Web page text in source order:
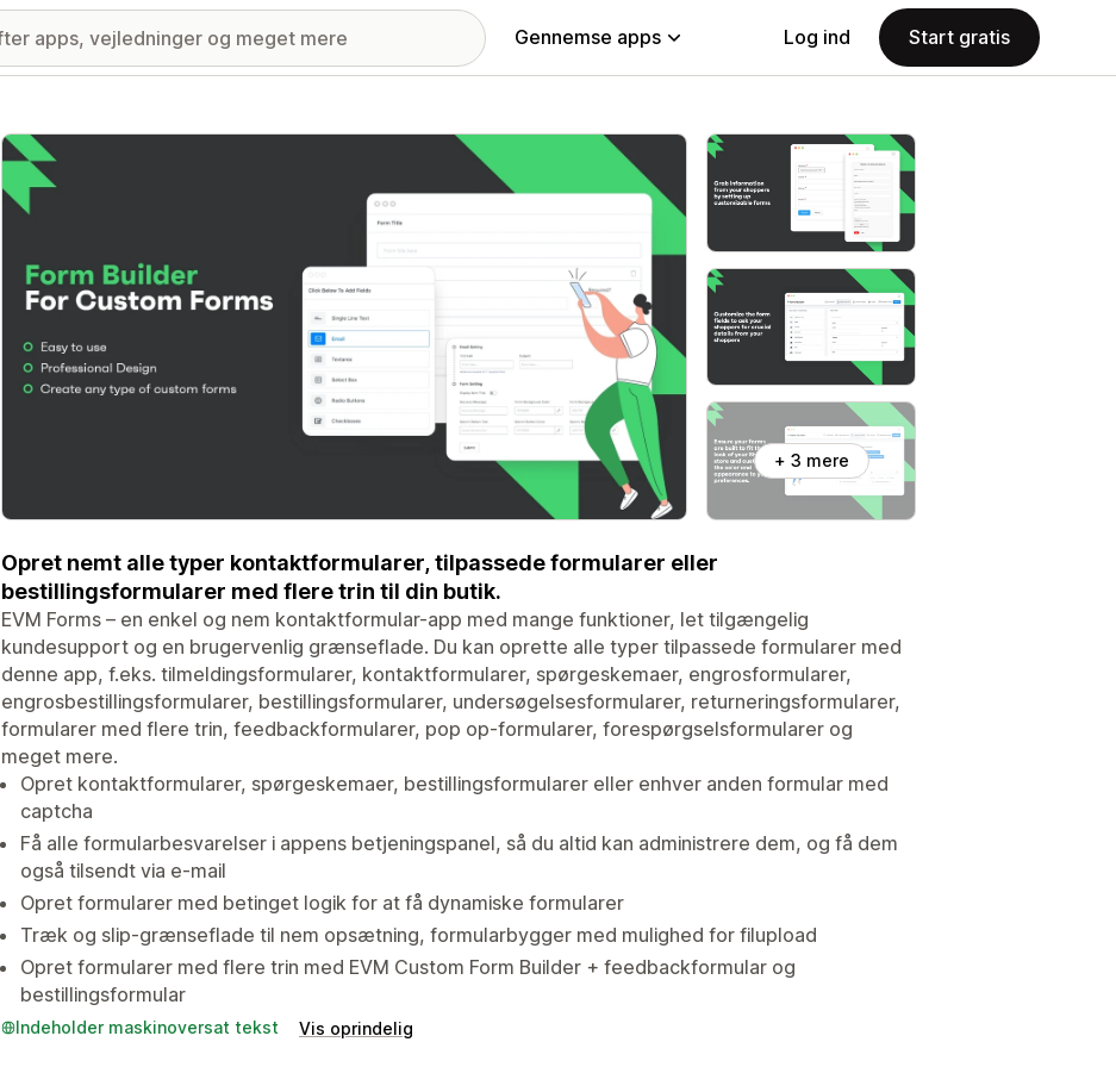
Gennemse apps Log ind Start gratis
Galleri med udvalgte billeder
+ 3 mere
Opret nemt alle typer kontaktformularer, tilpassede formularer eller
bestillingsformularer med flere trin til din butik.
EVM Forms – en enkel og nem kontaktformular-app med mange funktioner, let tilgængelig
kundesupport og en brugervenlig grænseflade. Du kan oprette alle typer tilpassede formularer med
denne app, f.eks. tilmeldingsformularer, kontaktformularer, spørgeskemaer, engrosformularer,
engrosbestillingsformularer, bestillingsformularer, undersøgelsesformularer, returneringsformularer,
formularer med flere trin, feedbackformularer, pop op-formularer, forespørgselsformularer og
meget mere.
Opret kontaktformularer, spørgeskemaer, bestillingsformularer eller enhver anden formular med
captcha
Få alle formularbesvarelser i appens betjeningspanel, så du altid kan administrere dem, og få dem
også tilsendt via e-mail
Opret formularer med betinget logik for at få dynamiske formularer
Træk og slip-grænseflade til nem opsætning, formularbygger med mulighed for filupload
Opret formularer med flere trin med EVM Custom Form Builder + feedbackformular og
bestillingsformular
Indeholder maskinoversat tekst Vis oprindelig